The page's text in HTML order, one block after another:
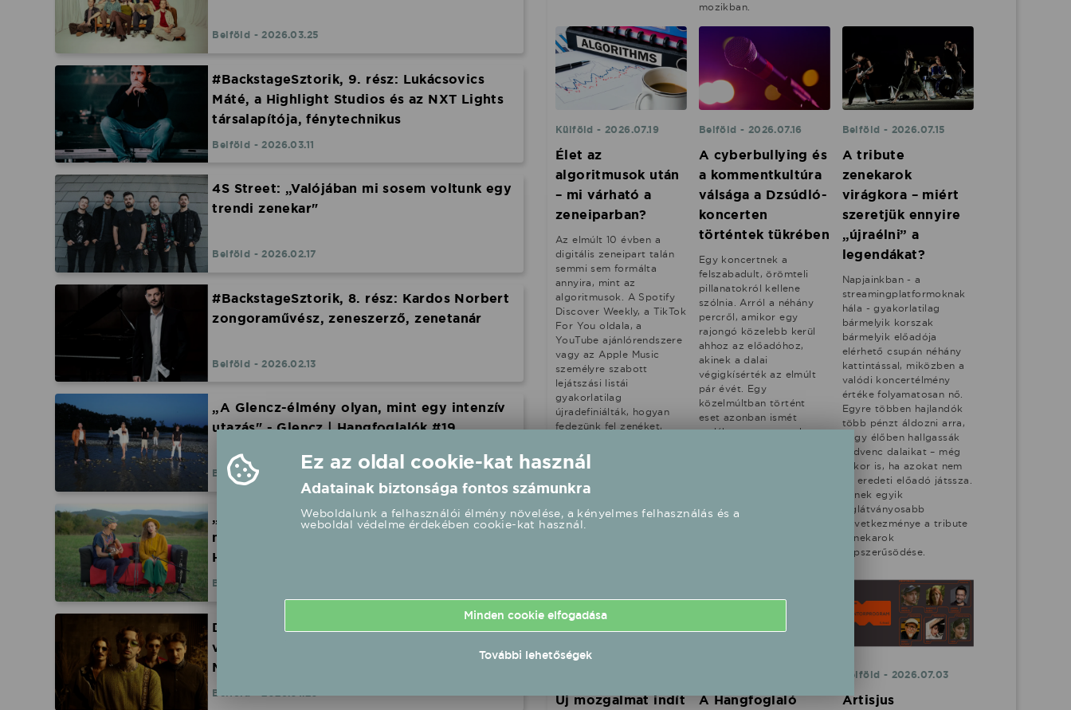
Belföld - 2026.03.25
#BackstageSztorik, 9. rész: Lukácsovics
Máté, a Highlight Studios és az NXT Lights
társalapítója, fénytechnikus
Belföld - 2026.03.11
4S Street: „Valójában mi sosem voltunk egy
trendi zenekar"
Belföld - 2026.02.17
#BackstageSztorik, 8. rész: Kardos Norbert
zongoraművész, zeneszerző, zenetanár
Belföld - 2026.02.13
„A Glencz-élmény olyan, mint egy intenzív
utazás" - Glencz | Hangfoglalók #19
Belföld - 2026.02.07
„Akármeddig is jutunk, annyi biztos:
maradunk az erdő szélén" - Reni és Boka |
Hangfoglalók #18
Belföld - 2026.01.28
Dénes Dávid: „Azt érzem, szép lassan
visszatér az élőzene ereje" | Mad About
Marilyn - Hangfoglalók #17
Belföld - 2026.01.20
mozikban.
Külföld - 2026.07.19
Élet az
algoritmusok után
– mi várható a
zeneiparban?
Az elmúlt 10 évben a
digitális zeneipart talán
semmi sem formálta
annyira, mint az
algoritmusok. A Spotify
Discover Weekly, a TikTok
For You oldala, a
YouTube ajánlórendszere
vagy az Apple Music
személyre szabott
lejátszási listái
gyakorlatilag
újradefiniálták, hogyan
fedezünk fel zenéket,
karrierek, és mit jelent
egy dal sikere. Oké, de mi
várható a jövőben?
Belföld - 2026.07.16
A cyberbullying és
a kommentkultúra
válsága a Dzsúdló-
koncerten
történtek tükrében
Egy koncertnek a
felszabadult, örömteli
pillanatokról kellene
szólnia. Arról a néhány
percről, amikor egy
rajongó közelebb kerül
ahhoz az előadóhoz,
akinek a dalai
végigkísérték az elmúlt
pár évét. Egy
közelmúltban történt
eset azonban ismét
emlékeztetett arra, hogy
Belföld - 2026.07.15
A tribute
zenekarok
virágkora – miért
szeretjük ennyire
„újraélni” a
legendákat?
Napjainkban - a
streamingplatformoknak
hála - gyakorlatilag
bármelyik korszak
bármelyik előadója
elérhető csupán néhány
kattintással, miközben a
valódi koncertélmény
értéke folyamatosan nő.
Egyre többen hajlandók
több pénzt áldozni arra,
hogy élőben hallgassák
kedvenc dalaikat – még
akkor is, ha azokat nem
az eredeti előadó játssza.
Ennek egyik
leglátványosabb
következménye a tribute
zenekarok
népszerűsödése.
Új mozgalmat indít
A Hangfoglaló
Belföld - 2026.07.03
Artisjus
Ez az oldal cookie-kat használ
Adatainak biztonsága fontos számunkra
Weboldalunk a felhasználói élmény növelése, a kényelmes felhasználás és a
weboldal védelme érdekében cookie-kat használ.
Minden cookie elfogadása
További lehetőségek